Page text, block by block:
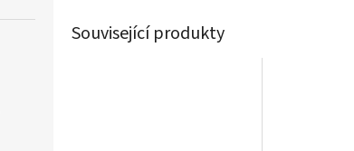
Související produkty